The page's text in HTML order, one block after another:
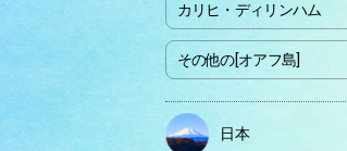
カリヒ・ディリンハム
その他の[オアフ島]
日本